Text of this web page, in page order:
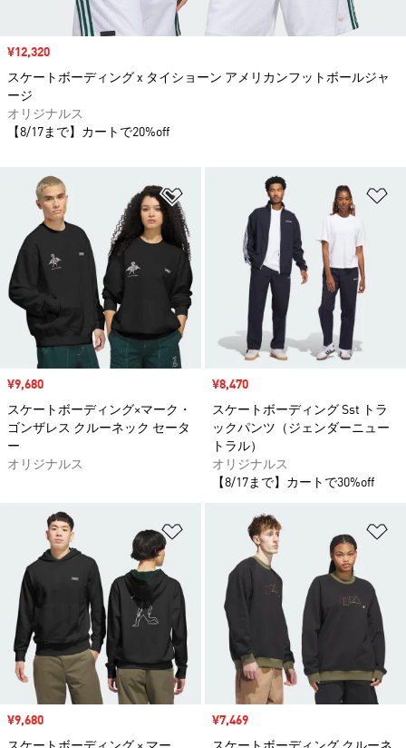
ほしいものリストに追加
セール価格
¥9,680
スケートボーディング×マーク・
ゴンザレス クルーネック セータ
ー
オリジナルス
セール価格
¥8,470
スケートボーディング Sst トラ
ックパンツ（ジェンダーニュー
トラル）
オリジナルス
【8/17まで】カートで30%off
ほしいものリストに追加
セール価格
¥9,680
セール価格
¥7,469
セール価格
¥12,320
スケートボーディング x タイショーン アメリカンフットボールジャ
ージ
オリジナルス
【8/17まで】カートで20%off